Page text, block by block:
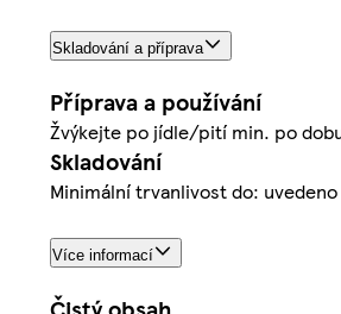
Skladování a příprava
Příprava a používání
Žvýkejte po jídle/pití min. po
Skladování
Minimální trvanlivost do:
Více informací